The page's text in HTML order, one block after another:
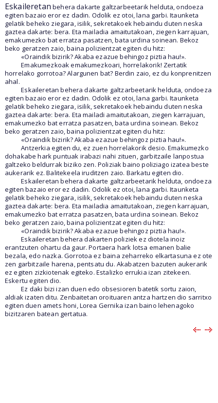
Eskaileretan behera dakarte galtzarbeetarik helduta, ondoeza
egiten bazaio eror ez dadin. Odolik ez otoi, lana garbi. Itaunketa
gelatik beheko ziegara, isilik, sekretakoek hebaindu duten neska
gaztea dakarte: bera. Eta mailadia amaitutakoan, ziegen karrajuan,
emakumezko bat erratza pasatzen, bata urdina soinean. Bekoz
beko geratzen zaio, baina polizientzat egiten du hitz:
«Oraindik bizirik? Akaba ezazue behingoz piztia hau!».
Emakumezkoak emakumezkoari, horrelakorik! Zertatik
horrelako gorrotoa? Alargunen bat? Berdin zaio, ez du konprenitzen
ahal.
Eskaileretan behera dakarte galtzarbeetarik helduta, ondoeza
egiten bazaio eror ez dadin. Odolik ez otoi, lana garbi. Itaunketa
gelatik beheko ziegara, isilik, sekretakoek hebaindu duten neska
gaztea dakarte: bera. Eta mailadi amaitutakoan, ziegen karrajuan,
emakumezko bat erratza pasatzen, bata urdina soinean. Bekoz
beko geratzen zaio, baina polizientzat egiten du hitz:
«Oraindik bizirik? Akaba ezazue behingoz piztia hau!».
Antzerkia egiten du, ez zuen horrelakorik desio. Emakumezko
dohakabe hark puntuak irabazi nahi zituen, garbitzaile lanpostua
galtzeko beldurrak biziko zen. Poliziak baino poliziago izatea beste
aukerarik ez. Balitekeela iruditzen zaio. Barkatu egiten dio.
Eskaileretan behera dakarte galtzarbeetarik helduta, ondoeza
egiten bazaio eror ez dadin. Odolik ez otoi, lana garbi. Itaunketa
gelatik beheko ziegara, isilik, sekretakoek hebaindu duten neska
gaztea dakarte: bera. Eta mailadia amaitutakoan, ziegen karrajuan,
emakumezko bat erratza pasatzen, bata urdina soinean. Bekoz
beko geratzen zaio, baina polizientzat egiten du hitz:
«Oraindik bizirik? Akaba ezazue behingoz piztia hau!».
Eskaileretan behera dakarten poliziek ez diotela inoiz
erantzuten ohartu da gaur. Portaera hark lotsa emanen balie
bezala, edo nazka. Gorrotoa ez baina zeharreko elkartasuna ez ote
zen garbitzaile harena, pentsatu du. Akabatzen bazuten aukerarik
ez egiten zizkiotenak egiteko. Estalizko errukia izan zitekeen.
Eskertu egiten dio.
Ez daki bizi izan duen edo obsesioren batetik sortu zaion,
aldiak izaten ditu. Zenbaitetan oroituaren antza hartzen dio sarritxo
egiten duen amets honi, Lorea Gernika izan baino lehenagoko
bizitzaren batean gertatua.